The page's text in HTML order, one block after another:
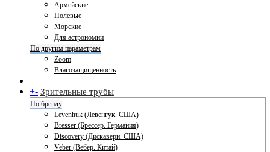
Армейские
Полевые
Морские
Для астрономии
По другим параметрам
Zoom
Влагозащищенность
+- Зрительные трубы
По бренду
Levenhuk (Левенгук. США)
Bresser (Брессер. Германия)
Discovery (Дискавери. США)
Veber (Вебер. Китай)